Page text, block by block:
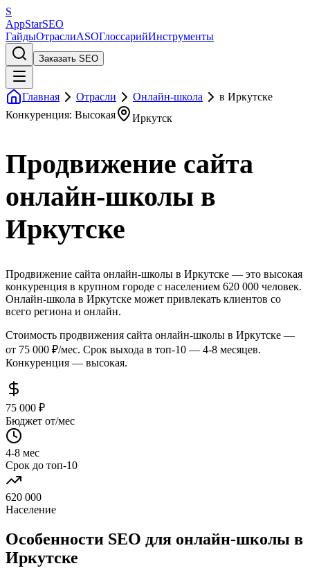
S
AppStarSEO
ГайдыОтраслиASOГлоссарийИнструменты
Заказать SEO
Главная Отрасли Онлайн-школа
в Иркутске
Конкуренция: Высокая
Иркутск
Продвижение сайта
онлайн-школы в
Иркутске
Продвижение сайта онлайн-школы в Иркутске — это высокая
конкуренция в крупном городе с населением 620 000 человек.
Онлайн-школа в Иркутске может привлекать клиентов со
всего региона и онлайн.
Стоимость продвижения сайта онлайн-школы в Иркутске —
от 75 000 ₽/мес. Срок выхода в топ-10 — 4-8 месяцев.
Конкуренция — высокая.
75 000 ₽
Бюджет от/мес
4-8 мес
Срок до топ-10
620 000
Население
Особенности SEO для онлайн-школы в
Иркутске